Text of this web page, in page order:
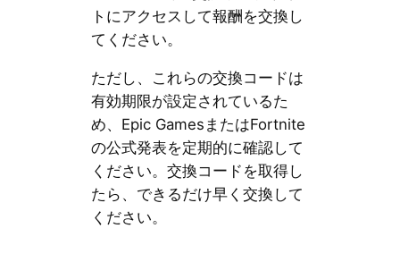
トにアクセスして報酬を交換し
てください。
ただし、これらの交換コードは
有効期限が設定されているた
め、Epic GamesまたはFortnite
の公式発表を定期的に確認して
ください。交換コードを取得し
たら、できるだけ早く交換して
ください。